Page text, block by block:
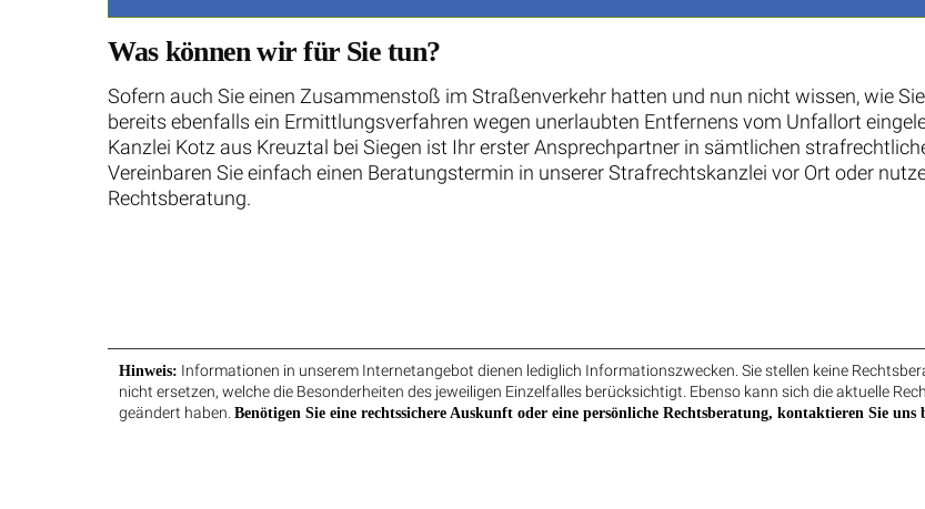
Was können wir für Sie tun?
Sofern auch Sie einen Zusammenstoß im Straßenverkehr hatten und nun nicht wissen, wie
bereits ebenfalls ein Ermittlungsverfahren wegen unerlaubten Entfernens vom Unfallort
Kanzlei Kotz aus Kreuztal bei Siegen ist Ihr erster Ansprechpartner in sämtlichen
Vereinbaren Sie einfach einen Beratungstermin in unserer Strafrechtskanzlei vor Ort oder
Rechtsberatung.
Hinweis: Informationen in unserem Internetangebot dienen lediglich Informationszwecken. Sie stellen keine
nicht ersetzen, welche die Besonderheiten des jeweiligen Einzelfalles berücksichtigt. Ebenso kann sich die aktuelle
geändert haben. Benötigen Sie eine rechtssichere Auskunft oder eine persönliche Rechtsberatung, kontaktieren Sie uns